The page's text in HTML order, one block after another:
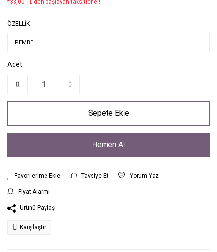
*33,00 TL den başlayan taksitlerle!!
ÖZELLİK
Adet
Sepete Ekle
Hemen Al
Tavsiye Et Yorum Yaz
Fiyat Alarmı
Ürünü Paylaş
Karşılaştır